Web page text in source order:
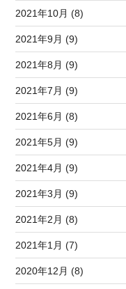
2021年10月 (8)
2021年9月 (9)
2021年8月 (9)
2021年7月 (9)
2021年6月 (8)
2021年5月 (9)
2021年4月 (9)
2021年3月 (9)
2021年2月 (8)
2021年1月 (7)
2020年12月 (8)